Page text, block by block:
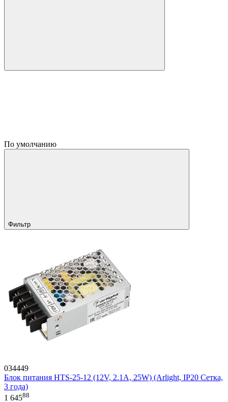
По умолчанию
Фильтр
034449
Блок питания HTS-25-12 (12V, 2.1A, 25W) (Arlight, IP20 Сетка,
3 года)
1 64588